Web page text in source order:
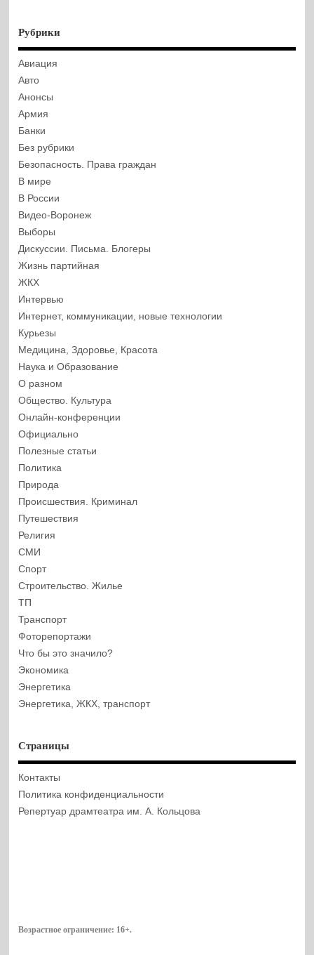
Рубрики
Авиация
Авто
Анонсы
Армия
Банки
Без рубрики
Безопасность. Права граждан
В мире
В России
Видео-Воронеж
Выборы
Дискуссии. Письма. Блогеры
Жизнь партийная
ЖКХ
Интервью
Интернет, коммуникации, новые технологии
Курьезы
Медицина, Здоровье, Красота
Наука и Образование
О разном
Общество. Культура
Онлайн-конференции
Официально
Полезные статьи
Политика
Природа
Происшествия. Криминал
Путешествия
Религия
СМИ
Спорт
Строительство. Жилье
ТП
Транспорт
Фоторепортажи
Что бы это значило?
Экономика
Энергетика
Энергетика, ЖКХ, транспорт
Страницы
Контакты
Политика конфиденциальности
Репертуар драмтеатра им. А. Кольцова
Возрастное ограничение: 16+.